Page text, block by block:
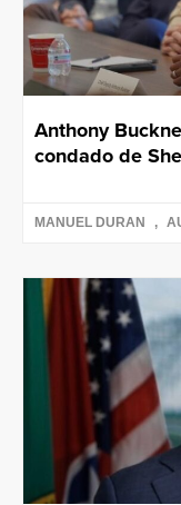
Anthony
condado de
MANUEL DURAN